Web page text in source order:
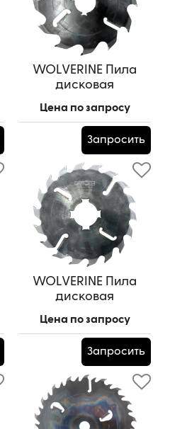
WOLVERINE Пила
дисковая
WZ (шпон. паз 13,5*7,5
- 4 шт. под 90 гр.) 28
град
Цена по запросу
Запросить
WOLVERINE Пила
дисковая
305*60*2,2/3,5/18z+4
Цена по запросу
Запросить